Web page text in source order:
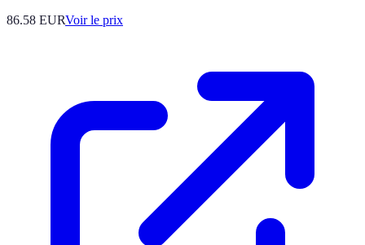
86.58 EURVoir le prix